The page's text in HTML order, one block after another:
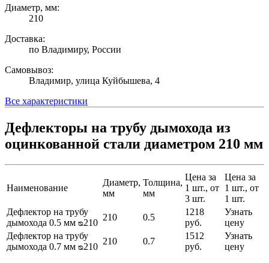
Диаметр, мм:
210
Доставка:
по Владимиру, России
Самовывоз:
Владимир, улица Куйбышева, 4
Все характеристики
Дефлекторы на трубу дымохода из
оцинкованной стали диаметром 210 мм
Наименование
Диаметр,
мм
Толщина,
мм
Цена за
1 шт., от
3 шт.
Цена за
1 шт., от
1 шт.
Дефлектор на трубу
дымохода 0.5 мм ᴓ210
210 0.5
1218
руб.
Узнать
цену
Дефлектор на трубу
дымохода 0.7 мм ᴓ210
210 0.7
1512
руб.
Узнать
цену